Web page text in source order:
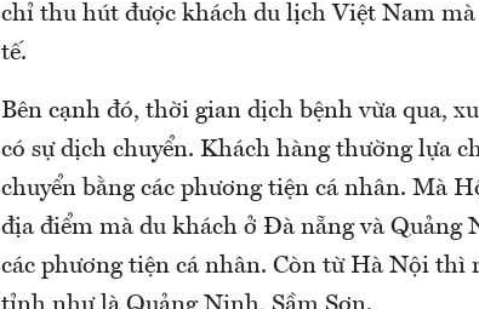
chỉ thu hút được khách du lịch Việt Nam
tế.
Bên cạnh đó, thời gian dịch bệnh vừa qua,
có sự dịch chuyển. Khách hàng thường lựa
chuyển bằng các phương tiện cá nhân. Mà
địa điểm mà du khách ở Đà nẵng và Quảng
các phương tiện cá nhân. Còn từ Hà Nội thì